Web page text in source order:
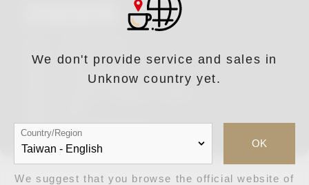
重量：430g
容量：約25g咖啡豆
產品尺寸：14*7*5.2cm
We don't provide service and sales in
Unknow country yet.
Country/Region
OK
We suggest that you browse the official website of